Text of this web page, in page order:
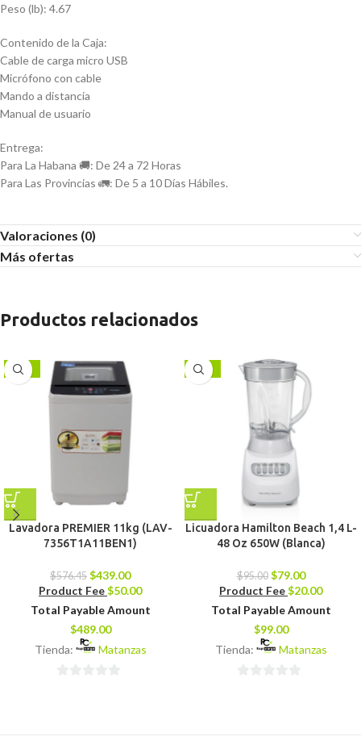
Peso (lb): 4.67
Contenido de la Caja:
Cable de carga micro USB
Micrófono con cable
Mando a distancia
Manual de usuario
Entrega:
Para La Habana 🚚: De 24 a 72 Horas
Para Las Provincias 🚛: De 5 a 10 Días Hábiles.
Valoraciones (0)
Más ofertas
Productos relacionados
-24%
Lavadora PREMIER 11kg (LAV-
7356T1A11BEN1)
$576.45 $439.00
Product Fee$50.00
Total Payable Amount
$489.00
Tienda:
Matanzas
-17%
Licuadora Hamilton Beach 1,4 L-
48 Oz 650W (Blanca)
$95.00 $79.00
Product Fee$20.00
Total Payable Amount
$99.00
Tienda:
Matanzas